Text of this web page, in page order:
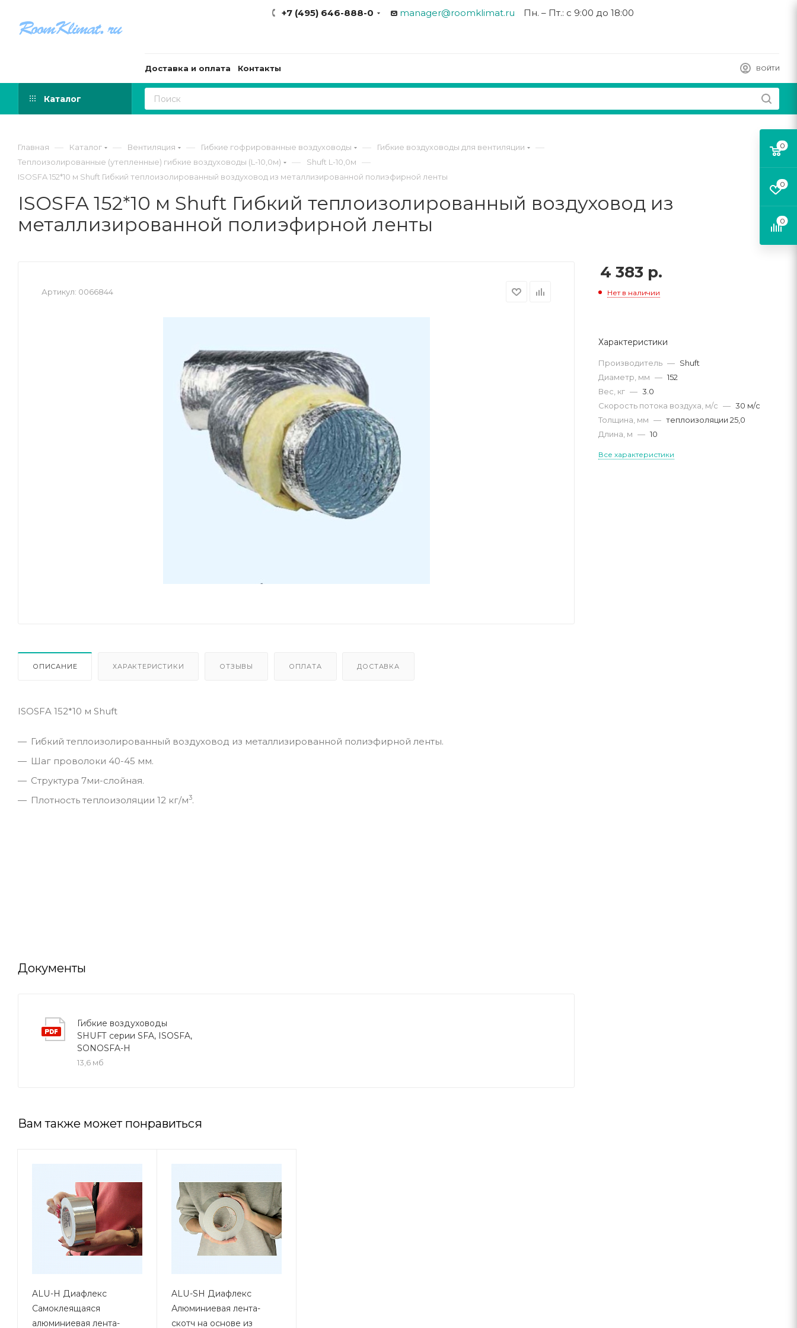
+7 (495) 646-888-0 manager@roomklimat.ru Пн. – Пт.: с 9:00 до 18:00
ВОЙТИ
Доставка и оплата Контакты
Каталог
Главная — Каталог — Вентиляция — Гибкие гофрированные воздуховоды — Гибкие воздуховоды для вентиляции —
Теплоизолированные (утепленные) гибкие воздуховоды (L-10,0м) — Shuft L-10,0м —
ISOSFA 152*10 м Shuft Гибкий теплоизолированный воздуховод из металлизированной полиэфирной ленты
ISOSFA 152*10 м Shuft Гибкий теплоизолированный воздуховод из
металлизированной полиэфирной ленты
Артикул: 0066844
ОПИСАНИЕ ХАРАКТЕРИСТИКИ ОТЗЫВЫ ОПЛАТА ДОСТАВКА
ISOSFA 152*10 м Shuft
Гибкий теплоизолированный воздуховод из металлизированной полиэфирной ленты.
Шаг проволоки 40-45 мм.
Структура 7ми-слойная.
Плотность теплоизоляции 12 кг/м3.
Документы
Гибкие воздуховоды
SHUFT серии SFA, ISOSFA,
SONOSFA-H
13,6 мб
Вам также может понравиться
ALU-H Диафлекс
Самоклеящаяся
алюминиевая лента-
ALU-SH Диафлекс
Алюминиевая лента-
скотч на основе из
4 383 р.
Нет в наличии
Характеристики
Производитель — Shuft
Диаметр, мм — 152
Вес, кг — 3.0
Скорость потока воздуха, м/с — 30 м/с
Толщина, мм — теплоизоляции 25,0
Длина, м — 10
Все характеристики
0
0
0